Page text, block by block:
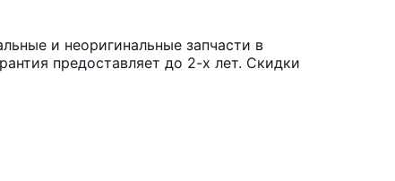
и неоригинальные запчасти в
предоставляет до 2-х лет. Скидки